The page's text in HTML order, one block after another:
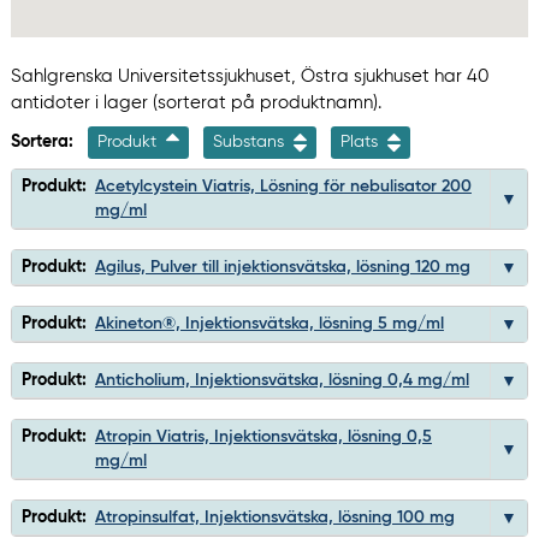
Sahlgrenska Universitetssjukhuset, Östra sjukhuset har 40
antidoter i lager (sorterat på produktnamn).
Sortera: Produkt Substans Plats
Produkt: Acetylcystein Viatris, Lösning för nebulisator 200
mg/ml
Produkt: Agilus, Pulver till injektionsvätska, lösning 120 mg
Produkt: Akineton®, Injektionsvätska, lösning 5 mg/ml
Produkt: Anticholium, Injektionsvätska, lösning 0,4 mg/ml
Produkt: Atropin Viatris, Injektionsvätska, lösning 0,5
mg/ml
Produkt: Atropinsulfat, Injektionsvätska, lösning 100 mg